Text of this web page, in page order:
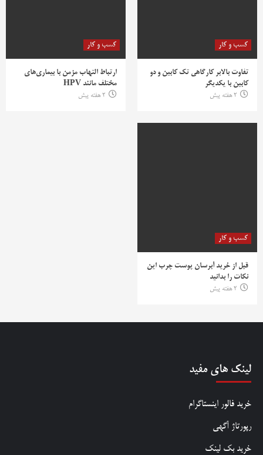
کسب و کار
تفاوت بالابر کارگاهی تک کابین و دو
کابین با یکدیگر
2 هفته پیش
کسب و کار
ارتباط التهاب مزمن با بیماری‌های
مختلف مانند HPV
2 هفته پیش
کسب و کار
قبل از خرید آبرسان پوست چرب این
نکات را بدانید
2 هفته پیش
لینک های مفید
خرید فالور اینستاگرام
رپورتاژ آگهی
خرید بک لینک